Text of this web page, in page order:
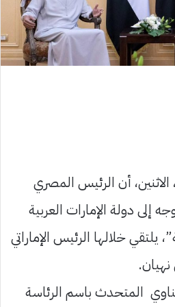
أن الرئيس المصري
إلى دولة الإمارات العربية
يلتقي خلالها الرئيس الإماراتي
المتحدث باسم الرئاسة